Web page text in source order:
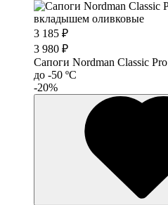
3 185 ₽
3 980 ₽
Сапоги Nordman Classic Pro
до -50 ºС
-20%